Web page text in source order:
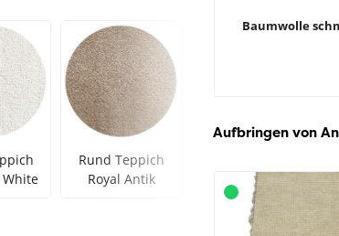
Baumwolle
Aufbringen von
White
Rund Teppich
Royal Antik
Royal Grau